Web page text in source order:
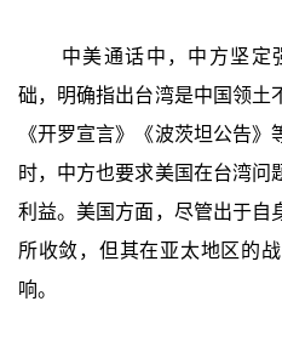
中美通话中，中方坚定
础，明确指出台湾是中国领土
《开罗宣言》《波茨坦公告
时，中方也要求美国在台湾问
利益。美国方面，尽管出于自
所收敛，但其在亚太地区的
响。